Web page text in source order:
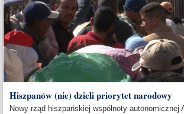
Hiszpanów (nie) dzieli priorytet narodowy
Nowy rząd hiszpańskiej wspólnoty autonomicznej